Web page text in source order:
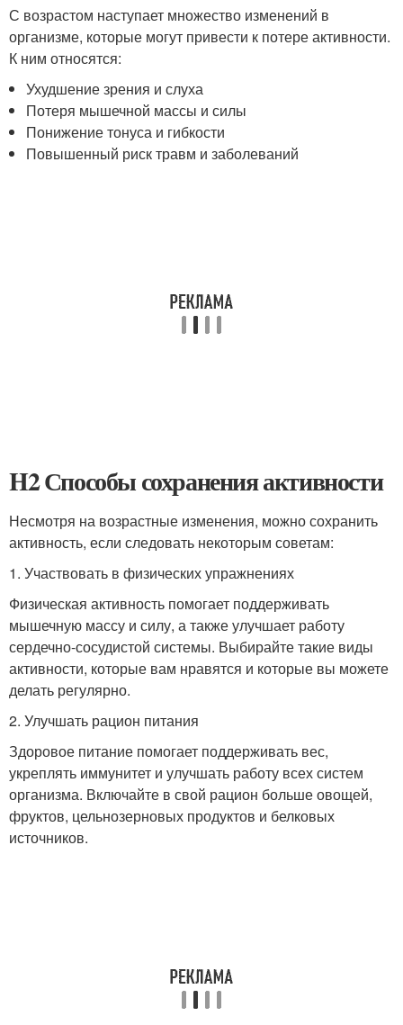
С возрастом наступает множество изменений в
организме, которые могут привести к потере активности.
К ним относятся:
Ухудшение зрения и слуха
Потеря мышечной массы и силы
Понижение тонуса и гибкости
Повышенный риск травм и заболеваний
H2 Способы сохранения активности
Несмотря на возрастные изменения, можно сохранить
активность, если следовать некоторым советам:
1. Участвовать в физических упражнениях
Физическая активность помогает поддерживать
мышечную массу и силу, а также улучшает работу
сердечно-сосудистой системы. Выбирайте такие виды
активности, которые вам нравятся и которые вы можете
делать регулярно.
2. Улучшать рацион питания
Здоровое питание помогает поддерживать вес,
укреплять иммунитет и улучшать работу всех систем
организма. Включайте в свой рацион больше овощей,
фруктов, цельнозерновых продуктов и белковых
источников.